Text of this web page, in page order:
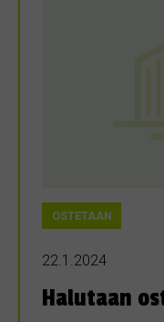
OSTETAAN
22.1.2024
Halutaan